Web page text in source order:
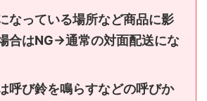
なっている場所など商品に影
合はNG→通常の対面配送にな
呼び鈴を鳴らすなどの呼びか